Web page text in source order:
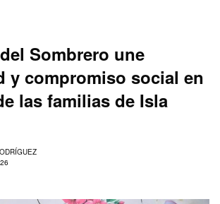
Sombrero une
y compromiso social en
las familias de Isla